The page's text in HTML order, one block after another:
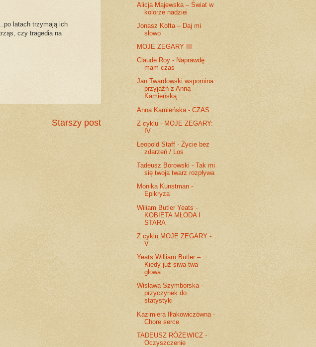
latach trzymają ich
czy tragedia na
Starszy post
Alicja Majewska – Świat w
kolorze nadziei
Jonasz Kofta – Daj mi
słowo
MOJE ZEGARY III
Claude Roy - Naprawdę
mam czas
Jan Twardowski wspomina
przyjaźń z Anną
Kamieńską
Anna Kamieńska - CZAS
Z cyklu - MOJE ZEGARY:
IV
Leopold Staff - Życie bez
zdarzeń / Los
Tadeusz Borowski - Tak mi
się twoja twarz rozpływa
Monika Kunstman -
Epikryza
Wiliam Butler Yeats -
KOBIETA MŁODA I
STARA
Z cyklu MOJE ZEGARY -
V
Yeats William Butler –
Kiedy już siwa twa
głowa
Wisława Szymborska -
przyczynek do
statystyki
Kazimiera Iłłakowiczówna -
Chore serce
TADEUSZ RÓŻEWICZ -
Oczyszczenie